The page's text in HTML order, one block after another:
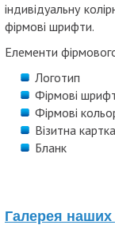
індивідуальну
фірмові шрифти.
Елементи
Логотип
Фірмові
Фірмові
Візитна картка
Бланк
Галерея наших